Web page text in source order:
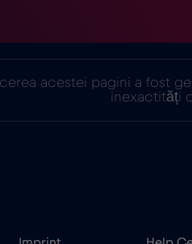
acestei pagini a fost
inexactități